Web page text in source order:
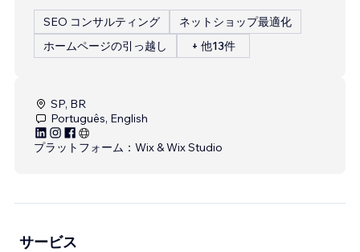
SEO コンサルティング
ネットショップ最適化
ホームページの引っ越し
+ 他13件
SP, BR
Português, English
プラットフォーム： Wix & Wix Studio
サービス